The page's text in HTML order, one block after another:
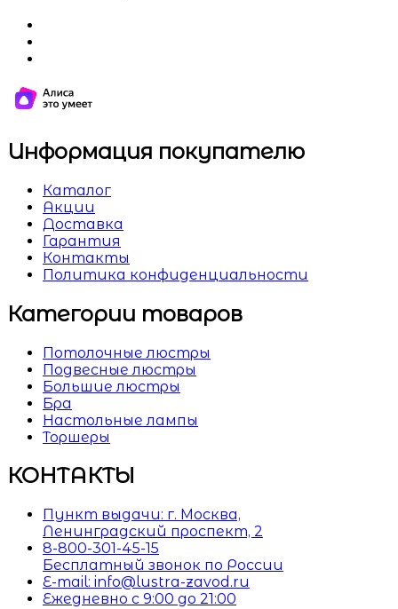
Информация покупателю
Каталог
Акции
Доставка
Гарантия
Контакты
Политика конфиденциальности
Категории товаров
Потолочные люстры
Подвесные люстры
Большие люстры
Бра
Настольные лампы
Торшеры
КОНТАКТЫ
Пункт выдачи: г. Москва,
Ленинградский проспект, 2
8-800-301-45-15
Бесплатный звонок по России
E-mail: info@lustra-zavod.ru
Ежедневно с 9:00 до 21:00